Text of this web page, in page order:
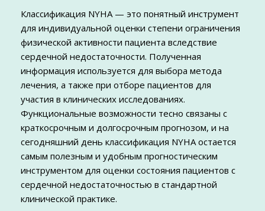
Классификация NYHA — это понятный инструмент
для индивидуальной оценки степени ограничения
физической активности пациента вследствие
сердечной недостаточности. Полученная
информация используется для выбора метода
лечения, а также при отборе пациентов для
участия в клинических исследованиях.
Функциональные возможности тесно связаны с
краткосрочным и долгосрочным прогнозом, и на
сегодняшний день классификация NYHA остается
самым полезным и удобным прогностическим
инструментом для оценки состояния пациентов с
сердечной недостаточностью в стандартной
клинической практике.